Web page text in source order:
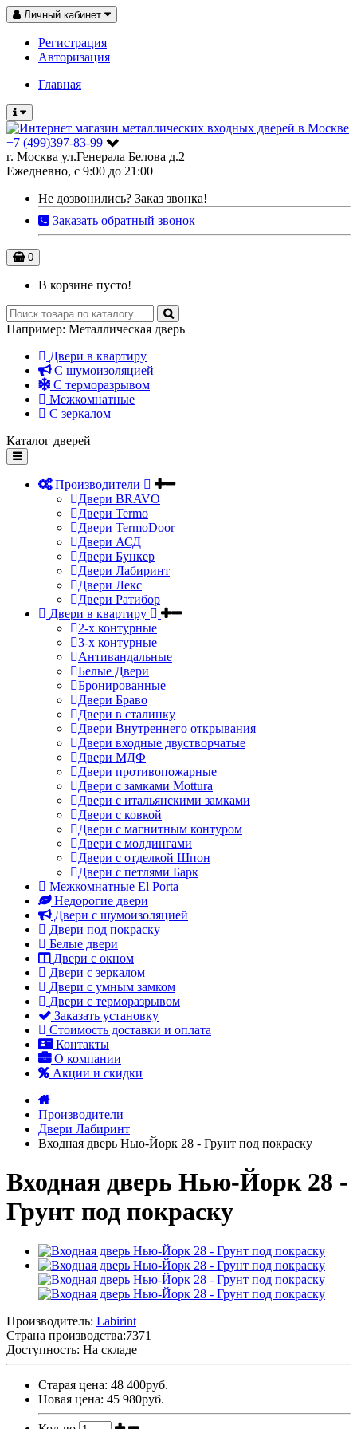
Личный кабинет
Регистрация
Авторизация
Главная
+7 (499)397-83-99
г. Москва ул.Генерала Белова д.2
Ежедневно, с 9:00 до 21:00
Не дозвонились? Заказ звонка!
Заказать обратный звонок
0
В корзине пусто!
Например: Металлическая дверь
Двери в квартиру
С шумоизоляцией
С терморазрывом
Межкомнатные
С зеркалом
Каталог дверей
Производители
Двери BRAVO
Двери Termo
Двери TermoDoor
Двери АСД
Двери Бункер
Двери Лабиринт
Двери Лекс
Двери Ратибор
Двери в квартиру
2-х контурные
3-х контурные
Антивандальные
Белые Двери
Бронированные
Двери Браво
Двери в сталинку
Двери Внутреннего открывания
Двери входные двустворчатые
Двери МДФ
Двери противопожарные
Двери с замками Mottura
Двери с итальянскими замками
Двери с ковкой
Двери с магнитным контуром
Двери с молдингами
Двери с отделкой Шпон
Двери с петлями Барк
Межкомнатные El Porta
Недорогие двери
Двери с шумоизоляцией
Двери под покраску
Белые двери
Двери с окном
Двери с зеркалом
Двери с умным замком
Двери с терморазрывом
Заказать установку
Стоимость доставки и оплата
Контакты
О компании
Акции и скидки
Производители
Двери Лабиринт
Входная дверь Нью-Йорк 28 - Грунт под покраску
Входная дверь Нью-Йорк 28 -
Грунт под покраску
Производитель: Labirint
Страна производства:7371
Доступность: На складе
Старая цена: 48 400руб.
Новая цена: 45 980руб.